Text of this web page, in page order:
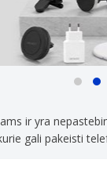
TOP
ir yra
gali pakeisti